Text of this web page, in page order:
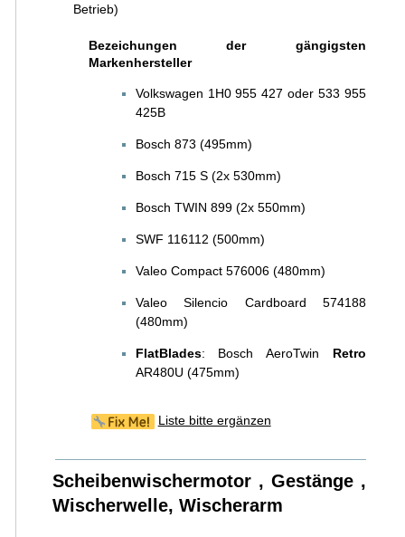
Betrieb)
Bezeichungen der gängigsten
Markenhersteller
Volkswagen 1H0 955 427 oder 533 955
425B
Bosch 873 (495mm)
Bosch 715 S (2x 530mm)
Bosch TWIN 899 (2x 550mm)
SWF 116112 (500mm)
Valeo Compact 576006 (480mm)
Valeo Silencio Cardboard 574188
(480mm)
FlatBlades: Bosch AeroTwin Retro
AR480U (475mm)
Liste bitte ergänzen
Scheibenwischermotor , Gestänge ,
Wischerwelle, Wischerarm